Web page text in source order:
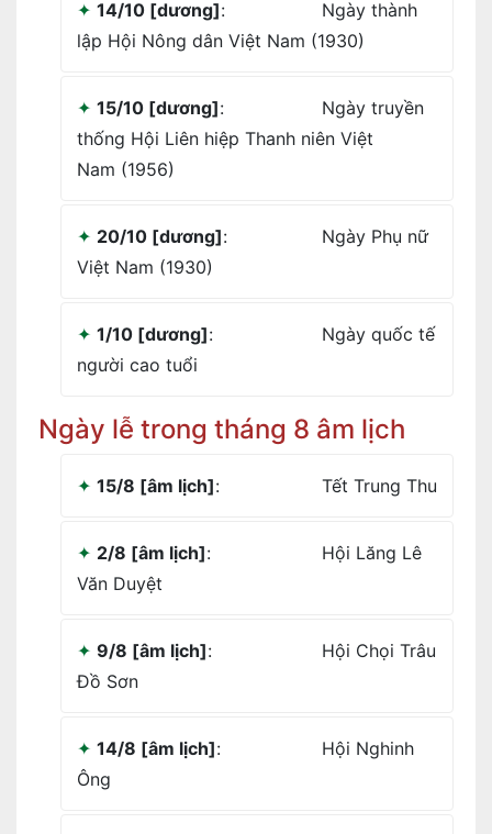
14/10 [dương]:
Ngày thành
lập Hội Nông dân Việt Nam (1930)
15/10 [dương]:
Ngày truyền
thống Hội Liên hiệp Thanh niên Việt
Nam (1956)
20/10 [dương]:
Ngày Phụ nữ
Việt Nam (1930)
1/10 [dương]:
Ngày quốc tế
người cao tuổi
Ngày lễ trong tháng 8 âm lịch
15/8 [âm lịch]: Tết Trung Thu
2/8 [âm lịch]:
Hội Lăng Lê
Văn Duyệt
9/8 [âm lịch]:
Hội Chọi Trâu
Đồ Sơn
14/8 [âm lịch]:
Hội Nghinh
Ông